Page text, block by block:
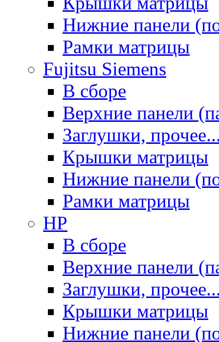
Нижние панели
Рамки матрицы
Fujitsu Siemens
В сборе
Верхние панели
Заглушки,
Крышки матрицы
Нижние панели
Рамки матрицы
HP
В сборе
Верхние панели
Заглушки,
Крышки матрицы
Нижние панели